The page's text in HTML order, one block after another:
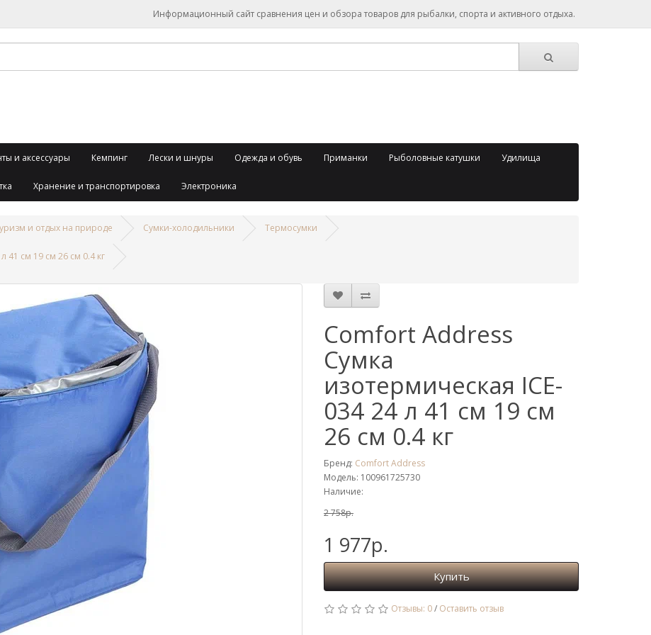
Информационный сайт сравнения цен и обзора товаров для рыбалки, спорта и активного отдыха.
и аксессуары Кемпинг Лески и шнуры Одежда и обувь Приманки Рыболовные катушки Удилища
Хранение и транспортировка Электроника
и отдых на природе Сумки-холодильники Термосумки
41 см 19 см 26 см 0.4 кг
Comfort Address
Сумка
изотермическая ICE-
034 24 л 41 см 19 см
26 см 0.4 кг
Бренд: Comfort Address
Модель: 100961725730
Наличие:
2 758р.
1 977р.
Купить
Отзывы: 0/ Оставить отзыв